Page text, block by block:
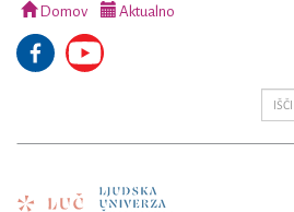
Domov Aktualno